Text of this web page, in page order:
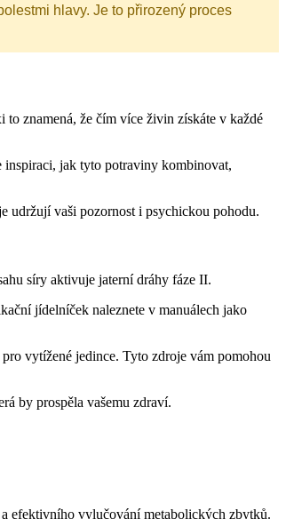
hlavy. Je to přirozený proces
znamená, že čím více živin získáte v každé
jak tyto potraviny kombinovat,
udržují vaši pozornost i psychickou pohodu.
síry aktivuje jaterní dráhy fáze II.
jídelníček naleznete v manuálech jako
pro vytížené jedince. Tyto zdroje vám pomohou
by prospěla vašemu zdraví.
efektivního vylučování metabolických zbytků.